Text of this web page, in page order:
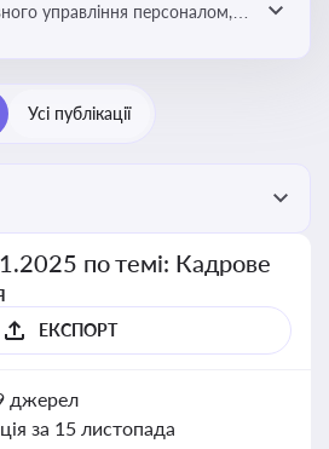
управління персоналом,
Усі публікації
по темі: Кадрове
ЕКСПОРТ
джерел
за 15 листопада